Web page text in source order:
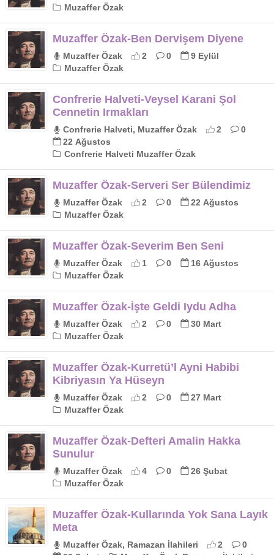
Muzaffer Özak
Muzaffer Özak-Ben Dervişem Diyene
Muzaffer Özak 2 0
9 Eylül
Muzaffer Özak
Confrerie Halveti-Veysel Karani Şol
Cennetin Irmakları
Confrerie Halveti, Muzaffer Özak 2
0
22 Ağustos
Confrerie Halveti Muzaffer Özak
Muzaffer Özak-Serveri Ser Bülendimiz
Muzaffer Özak 2 0
22 Ağustos
Muzaffer Özak
Muzaffer Özak-Severim Ben Seni
Muzaffer Özak 1 0
16 Ağustos
Muzaffer Özak
Muzaffer Özak-İşte Geldi Iydu Adha
Muzaffer Özak 2 0
30 Mart
Muzaffer Özak
Muzaffer Özak-Kurretü’l Ayni Habibi
Kibriyasın Ya Hüseyn
Muzaffer Özak 2 0
27 Mart
Muzaffer Özak
Muzaffer Özak-Defteri Amalin Hakka
Sunulur
Muzaffer Özak 4 0
26 Şubat
Muzaffer Özak
Muzaffer Özak-Kullarında Yok Sana Layık
Meta
Muzaffer Özak, Ramazan İlahileri 2
0